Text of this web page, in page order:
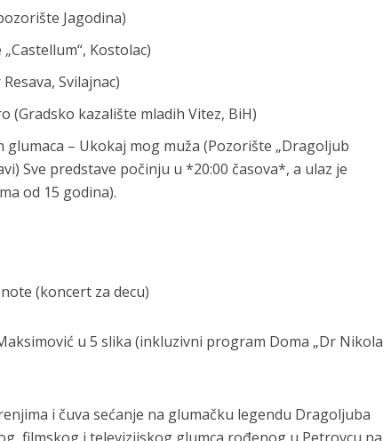
Jagodina)
Kostolac)
Svilajnac)
(Gradsko kazalište mladih Vitez, BiH)
– Ukokaj mog muža (Pozorište „Dragoljub
Sve predstave počinju u *20:00 časova*, a ulaz je
od 15 godina).
(koncert za decu)
u 5 slika (inkluzivni program Doma „Dr Nikola
i čuva sećanje na glumačku legendu Dragoljuba